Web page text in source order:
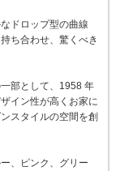
ドロップ型の曲線
ち合わせ、驚くべき
部として、1958 年
イン性が高くお家に
スタイルの空間を創
、ピンク、グリー